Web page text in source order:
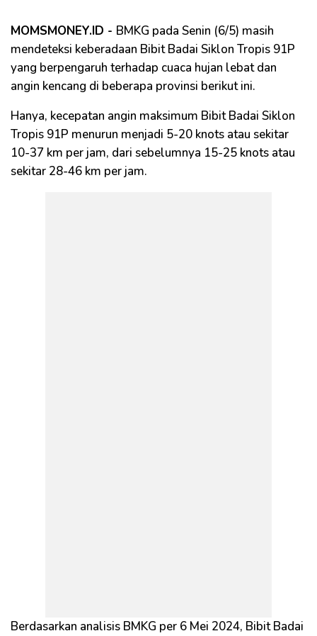
MOMSMONEY.ID - BMKG pada Senin (6/5) masih
mendeteksi keberadaan Bibit Badai Siklon Tropis 91P
yang berpengaruh terhadap cuaca hujan lebat dan
angin kencang di beberapa provinsi berikut ini.
Hanya, kecepatan angin maksimum Bibit Badai Siklon
Tropis 91P menurun menjadi 5-20 knots atau sekitar
10-37 km per jam, dari sebelumnya 15-25 knots atau
sekitar 28-46 km per jam.
Berdasarkan analisis BMKG per 6 Mei 2024, Bibit Badai